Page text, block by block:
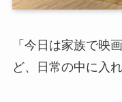
「今日は家族で映
ど、日常の中に入